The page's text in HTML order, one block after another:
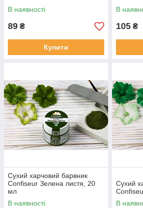
В наявності
89 ₴
Купити
В
105 ₴
Сухий харчовий барвник
Confiseur Зелена листя, 20
мл
В наявності
Сухий
В